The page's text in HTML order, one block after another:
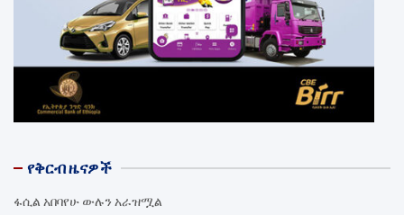
የቅርብ ዜናዎች
ፋሲል አበባየሁ ውሉን አራዝሟል